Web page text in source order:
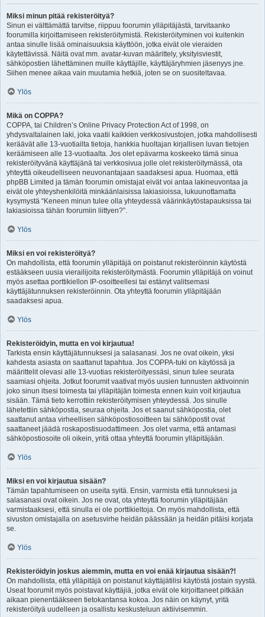
Miksi minun pitää rekisteröityä?
Sinun ei välttämättä tarvitse, riippuu foorumin ylläpitäjästä, tarvitaanko
foorumilla kirjoittamiseen rekisteröitymistä. Rekisteröityminen voi kuitenkin
antaa sinulle lisää ominaisuuksia käyttöön, jotka eivät ole vieraiden
käytettävissä. Näitä ovat mm. avatar-kuvan määrittely, yksityisviestit,
sähköpostien lähettäminen muille käyttäjille, käyttäjäryhmien jäsenyys jne.
Siihen menee aikaa vain muutamia hetkiä, joten se on suositeltavaa.
Ylös
Mikä on COPPA?
COPPA, tai Children’s Online Privacy Protection Act of 1998, on
yhdysvaltalainen laki, joka vaatii kaikkien verkkosivustojen, jotka mahdollisesti
keräävät alle 13-vuotiailta tietoja, hankkia huoltajan kirjallisen luvan tietojen
keräämiseen alle 13-vuotiaalta. Jos olet epävarma koskeeko tämä sinua
rekisteröityvänä käyttäjänä tai verkkosivua jolle olet rekisteröitymässä, ota
yhteyttä oikeudelliseen neuvonantajaan saadaksesi apua. Huomaa, että
phpBB Limited ja tämän foorumin omistajat eivät voi antaa lakineuvontaa ja
eivät ole yhteyshenkilöitä minkäänlaisissa lakiasioissa, lukuunottamatta
kysymystä “Keneen minun tulee olla yhteydessä väärinkäytöstapauksissa tai
lakiasioissa tähän foorumiin liittyen?”.
Ylös
Miksi en voi rekisteröityä?
On mahdollista, että foorumin ylläpitäjä on poistanut rekisteröinnin käytöstä
estääkseen uusia vierailijoita rekisteröitymästä. Foorumin ylläpitäjä on voinut
myös asettaa porttikiellon IP-osoitteellesi tai estänyt valitsemasi
käyttäjätunnuksen rekisteröinnin. Ota yhteyttä foorumin ylläpitäjään
saadaksesi apua.
Ylös
Rekisteröidyin, mutta en voi kirjautua!
Tarkista ensin käyttäjätunnuksesi ja salasanasi. Jos ne ovat oikein, yksi
kahdesta asiasta on saattanut tapahtua. Jos COPPA-tuki on käytössä ja
määrittelit olevasi alle 13-vuotias rekisteröityessäsi, sinun tulee seurata
saamiasi ohjeita. Jotkut foorumit vaativat myös uusien tunnusten aktivoinnin
joko sinun itsesi toimesta tai ylläpitäjän toimesta ennen kuin voit kirjautua
sisään. Tämä tieto kerrottiin rekisteröitymisen yhteydessä. Jos sinulle
lähetettiin sähköpostia, seuraa ohjeita. Jos et saanut sähköpostia, olet
saattanut antaa virheellisen sähköpostiosoitteen tai sähköpostit ovat
saattaneet jäädä roskapostisuodattimeen. Jos olet varma, että antamasi
sähköpostiosoite oli oikein, yritä ottaa yhteyttä foorumin ylläpitäjään.
Ylös
Miksi en voi kirjautua sisään?
Tämän tapahtumiseen on useita syitä. Ensin, varmista että tunnuksesi ja
salasanasi ovat oikein. Jos ne ovat, ota yhteyttä foorumin ylläpitäjään
varmistaaksesi, että sinulla ei ole porttikieltoja. On myös mahdollista, että
sivuston omistajalla on asetusvirhe heidän päässään ja heidän pitäisi korjata
se.
Ylös
Rekisteröidyin joskus aiemmin, mutta en voi enää kirjautua sisään?!
On mahdollista, että ylläpitäjä on poistanut käyttäjätilisi käytöstä jostain syystä.
Useat foorumit myös poistavat käyttäjiä, jotka eivät ole kirjoittaneet pitkään
aikaan pienentääkseen tietokantansa kokoa. Jos näin on käynyt, yritä
rekisteröityä uudelleen ja osallistu keskusteluun aktiivisemmin.